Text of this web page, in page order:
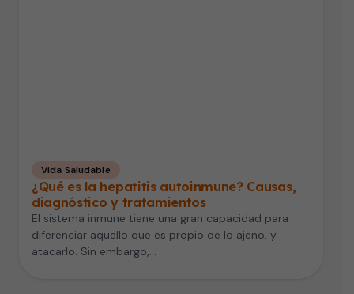
Vida Saludable
¿Qué es la hepatitis autoinmune? Causas,
diagnóstico y tratamientos
El sistema inmune tiene una gran capacidad para
diferenciar aquello que es propio de lo ajeno, y
atacarlo. Sin embargo,…